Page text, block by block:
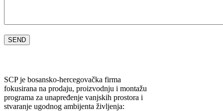
SCP je bosansko-hercegovačka firma
fokusirana na prodaju, proizvodnju i montažu
programa za unapređenje vanjskih prostora i
stvaranje ugodnog ambijenta življenja: